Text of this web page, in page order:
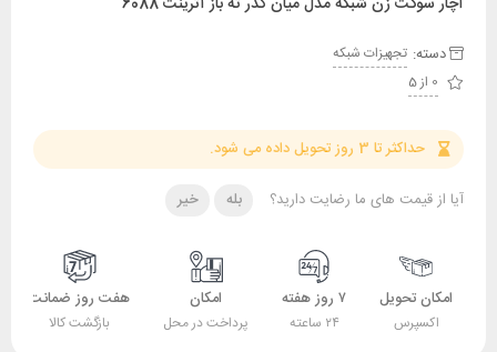
دسته: تجهیزات شبکه
0 از 5
حداکثر تا 3 روز تحویل داده می شود.
آیا از قیمت های ما رضایت دارید؟ بله خیر
امکان تحویل
اکسپرس
۷ روز هفته
۲۴ ساعته
امکان
پرداخت در محل
هفت روز ضمانت
بازگشت کالا